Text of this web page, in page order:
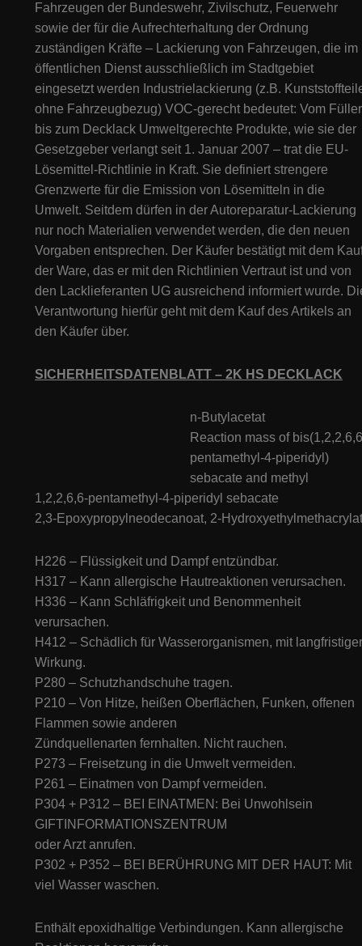
Fahrzeugen der Bundeswehr, Zivilschutz, Feuerwehr
sowie der für die Aufrechterhaltung der Ordnung
zuständigen Kräfte – Lackierung von Fahrzeugen, die im
öffentlichen Dienst ausschließlich im Stadtgebiet
eingesetzt werden Industrielackierung (z.B.
ohne Fahrzeugbezug) VOC-gerecht bedeutet: Vom Füller
bis zum Decklack Umweltgerechte Produkte, wie sie der
Gesetzgeber verlangt seit 1. Januar 2007 – trat die EU-
Lösemittel-Richtlinie in Kraft. Sie definiert strengere
Grenzwerte für die Emission von Lösemitteln in die
Umwelt. Seitdem dürfen in der Autoreparatur-Lackierung
nur noch Materialien verwendet werden, die den neuen
Vorgaben entsprechen. Der Käufer bestätigt mit dem
der Ware, das er mit den Richtlinien Vertraut ist und von
den Lacklieferanten UG ausreichend informiert wurde.
Verantwortung hierfür geht mit dem Kauf des Artikels an
den Käufer über.
SICHERHEITSDATENBLATT – 2K HS DECKLACK
n-Butylacetat
Reaction mass of
pentamethyl-4-piperidyl)
sebacate and methyl
1,2,2,6,6-pentamethyl-4-piperidyl sebacate
2,3-Epoxypropylneodecanoat, 2-Hydroxyethylmethacrylat
H226 – Flüssigkeit und Dampf entzündbar.
H317 – Kann allergische Hautreaktionen verursachen.
H336 – Kann Schläfrigkeit und Benommenheit
verursachen.
H412 – Schädlich für Wasserorganismen, mit langfristiger
Wirkung.
P280 – Schutzhandschuhe tragen.
P210 – Von Hitze, heißen Oberflächen, Funken, offenen
Flammen sowie anderen
Zündquellenarten fernhalten. Nicht rauchen.
P273 – Freisetzung in die Umwelt vermeiden.
P261 – Einatmen von Dampf vermeiden.
P304 + P312 – BEI EINATMEN: Bei Unwohlsein
GIFTINFORMATIONSZENTRUM
oder Arzt anrufen.
P302 + P352 – BEI BERÜHRUNG MIT DER HAUT: Mit
viel Wasser waschen.
Enthält epoxidhaltige Verbindungen. Kann allergische